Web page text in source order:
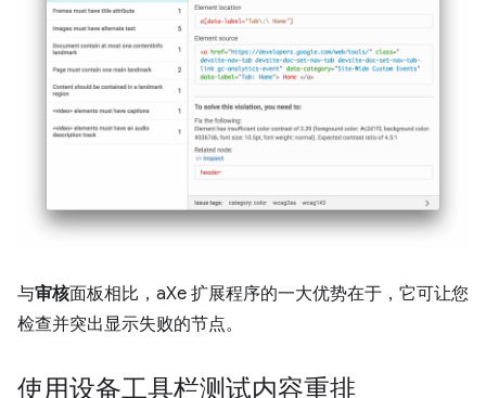
与审核面板相比，aXe 扩展程序的一大优势在于，它可让您
检查并突出显示失败的节点。
使用设备工具栏测试内容重排